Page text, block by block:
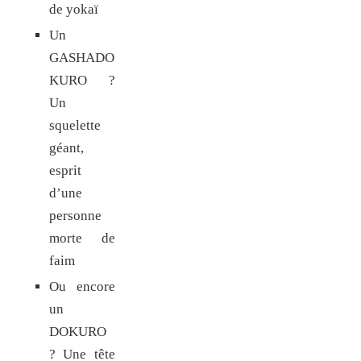
de yokaï
Un
GASHADO
KURO ?
Un
squelette
géant,
esprit
d’une
personne
morte de
faim
Ou encore
un
DOKURO
? Une tête